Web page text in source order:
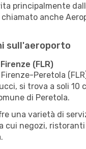
principalmente
chiamato anche
sull'aeroporto
(FLR)
Peretola
si trova a soli 10
di Peretola.
una varietà di
cui negozi, ristoranti